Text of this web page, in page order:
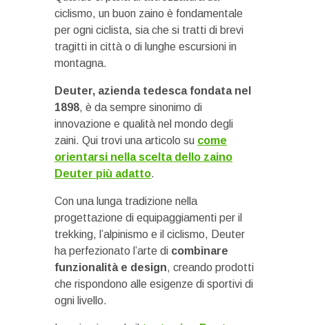
ciclismo, un buon zaino è fondamentale
per ogni ciclista, sia che si tratti di brevi
tragitti in città o di lunghe escursioni in
montagna.
Deuter, azienda tedesca fondata nel
1898, è da sempre sinonimo di
innovazione e qualità nel mondo degli
zaini. Qui trovi una articolo su come
orientarsi nella scelta dello zaino
Deuter più adatto.
Con una lunga tradizione nella
progettazione di equipaggiamenti per il
trekking, l’alpinismo e il ciclismo, Deuter
ha perfezionato l’arte di combinare
funzionalità e design, creando prodotti
che rispondono alle esigenze di sportivi di
ogni livello.